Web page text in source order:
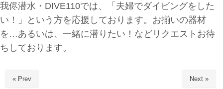
我侭潜水・DIVE110では、「夫婦でダイビングをした
い！」という方を応援しております。お揃いの器材
を…あるいは、一緒に潜りたい！などリクエストお待
ちしております。
« Prev Next »